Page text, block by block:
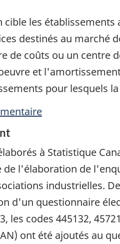
cible les
destinés au marché
de coûts ou un centre
et
pour lesquels
à Statistique
l'élaboration de
industrielles.
d'un questionnaire
les codes 445132,
ont été ajoutés au